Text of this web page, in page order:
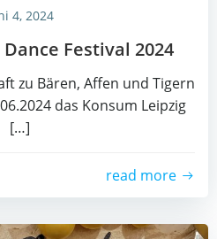
4, 2024
Fes­ti­val 2024
zu Bären, Affen und Tigern
das Kon­sum Leip­zig
[…]
read more